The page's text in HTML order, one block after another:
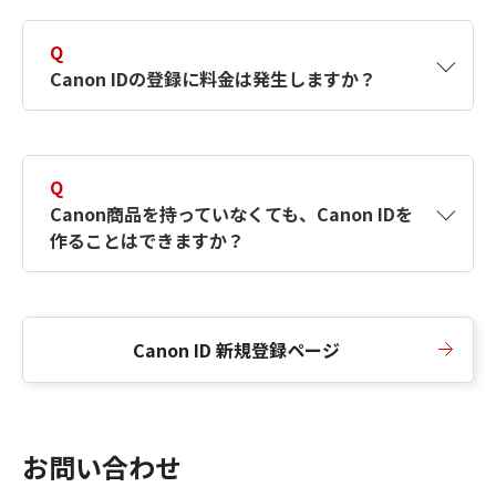
択したサービスから取得します。アカウントを
簡単に作成できるように、この情報を使用して
Canon IDの登録フォームを入力します。
Q
Canon IDの登録に料金は発生しますか？
Q
Canon商品を持っていなくても、Canon IDを
作ることはできますか？
Canon ID 新規登録ページ
お問い合わせ